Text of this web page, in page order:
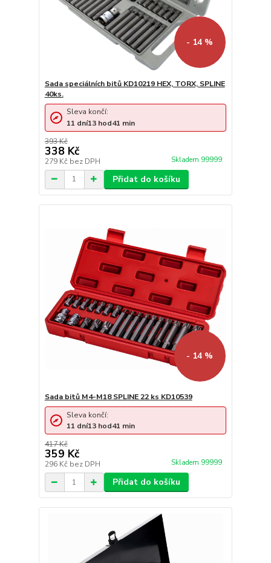
- 14 %
Sada speciálních bitů KD10219 HEX, TORX, SPLINE
40ks.
393 Kč
338 Kč
279 Kč bez DPH Skladem 99999
Sleva končí:
11 dní13 hod41 min
Přidat do košíku
- 14 %
Sada bitů M4-M18 SPLINE 22 ks KD10539
417 Kč
359 Kč
296 Kč bez DPH Skladem 99999
Sleva končí:
11 dní13 hod41 min
Přidat do košíku